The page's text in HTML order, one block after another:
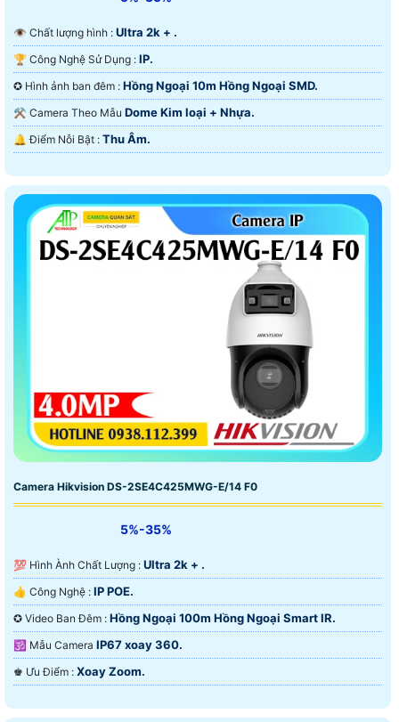
👁 Chất lượng hình : Ultra 2k + .
🏆 Công Nghệ Sử Dụng : IP.
✪ Hình ảnh ban đêm : Hồng Ngoại 10m Hồng Ngoại SMD.
⚒ Camera Theo Mẫu Dome Kim loại + Nhựa.
️🔔 Điểm Nỗi Bật : Thu Âm.
Camera Hikvision DS-2SE4C425MWG-E/14 F0
5%-35%
💯 Hình Ành Chất Lượng : Ultra 2k + .
👍 Công Nghệ : IP POE.
✪ Video Ban Đêm : Hồng Ngoại 100m Hồng Ngoại Smart IR.
🕉️ Mẫu Camera IP67 xoay 360.
️♚ Ưu Điểm : Xoay Zoom.